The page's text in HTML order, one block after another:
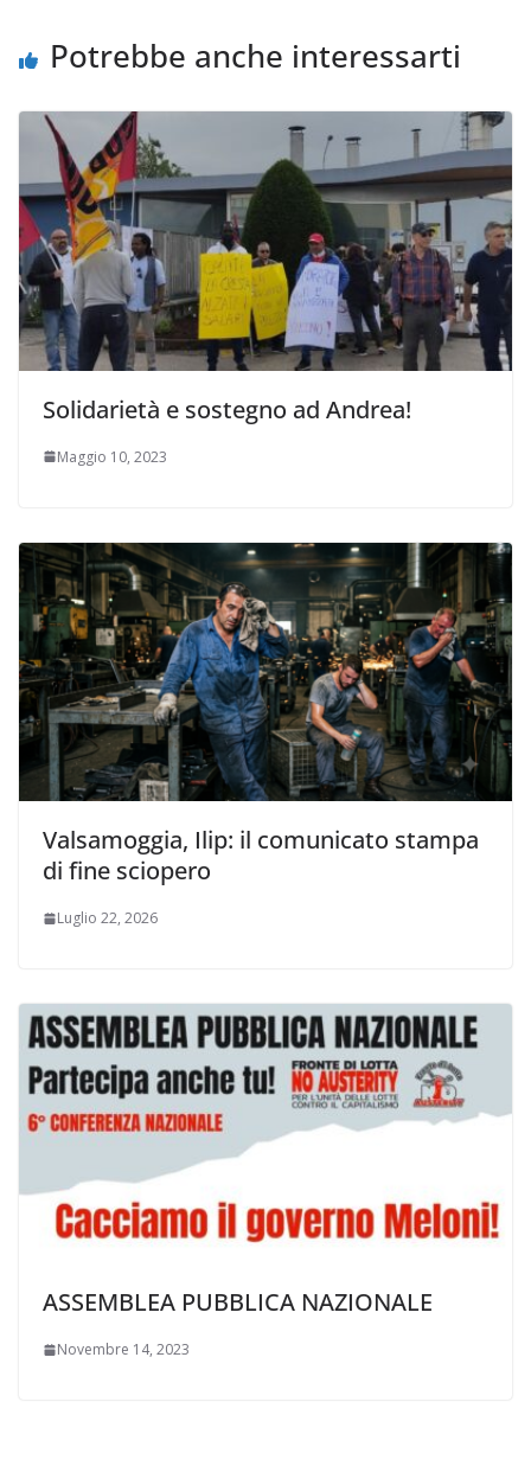
Potrebbe anche interessarti
Solidarietà e sostegno ad Andrea!
Maggio 10, 2023
Valsamoggia, Ilip: il comunicato stampa
di fine sciopero
Luglio 22, 2026
ASSEMBLEA PUBBLICA NAZIONALE
Novembre 14, 2023